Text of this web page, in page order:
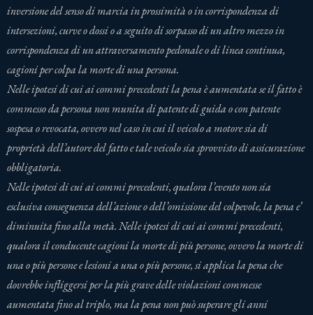
inversione del senso di marcia in prossimità o in corrispondenza di
intersezioni, curve o dossi o a seguito di sorpasso di un altro mezzo in
corrispondenza di un attraversamento pedonale o di linea continua,
cagioni per colpa la morte di una persona.
Nelle ipotesi di cui ai commi precedenti la pena è aumentata se il fatto è
commesso da persona non munita di patente di guida o con patente
sospesa o revocata, ovvero nel caso in cui il veicolo a motore sia di
proprietà dell’autore del fatto e tale veicolo sia sprovvisto di assicurazione
obbligatoria.
Nelle ipotesi di cui ai commi precedenti, qualora l’evento non sia
esclusiva conseguenza dell’azione o dell’omissione del colpevole, la pena e’
diminuita fino alla metà. Nelle ipotesi di cui ai commi precedenti,
qualora il conducente cagioni la morte di più persone, ovvero la morte di
una o più persone e lesioni a una o più persone, si applica la pena che
dovrebbe infliggersi per la più grave delle violazioni commesse
aumentata fino al triplo, ma la pena non può superare gli anni